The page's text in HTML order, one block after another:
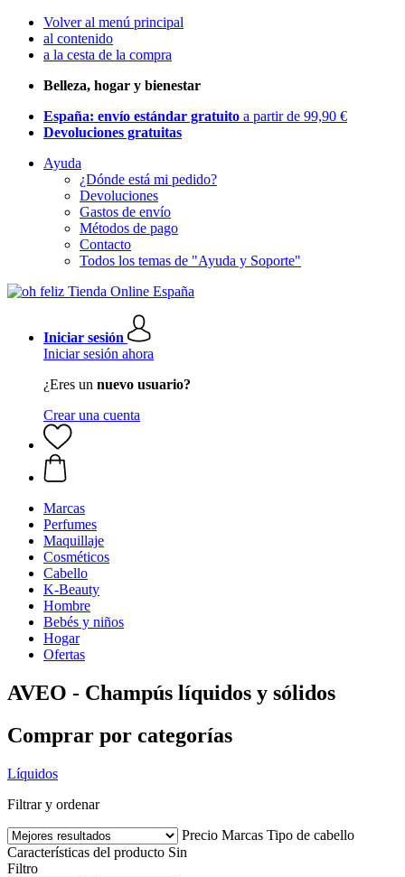
Volver al menú principal
al contenido
a la cesta de la compra
Belleza, hogar y bienestar
España: envío estándar gratuito a partir de 99,90 €
Devoluciones gratuitas
Ayuda
¿Dónde está mi pedido?
Devoluciones
Gastos de envío
Métodos de pago
Contacto
Todos los temas de "Ayuda y Soporte"
Iniciar sesión
Iniciar sesión ahora
¿Eres un nuevo usuario?
Crear una cuenta
Marcas
Perfumes
Maquillaje
Cosméticos
Cabello
K-Beauty
Hombre
Bebés y niños
Hogar
Ofertas
AVEO - Champús líquidos y sólidos
Comprar por categorías
Líquidos
Filtrar y ordenar
Precio Marcas Tipo de cabello
Características del producto Sin
Filtro